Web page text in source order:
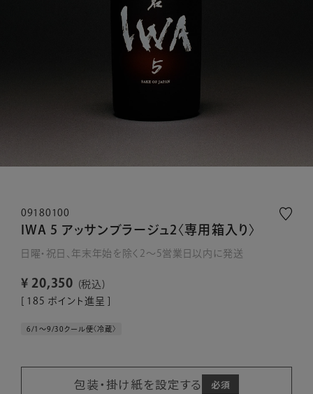
09180100
IWA 5 アッサンブラージュ2〈専用箱入り〉
日曜・祝日、年末年始を除く2～5営業日以内に発送
¥ 20,350
税込
185 ポイント進呈 ]
6/1～9/30クール便〈冷蔵〉
包装・掛け紙を設定する